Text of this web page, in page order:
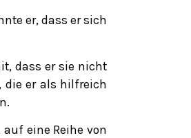
er, dass er sich
dass er sie nicht
die er als hilfreich
eine Reihe von